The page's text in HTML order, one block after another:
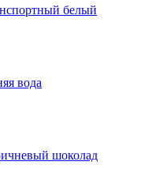
белый
вода
шоколад